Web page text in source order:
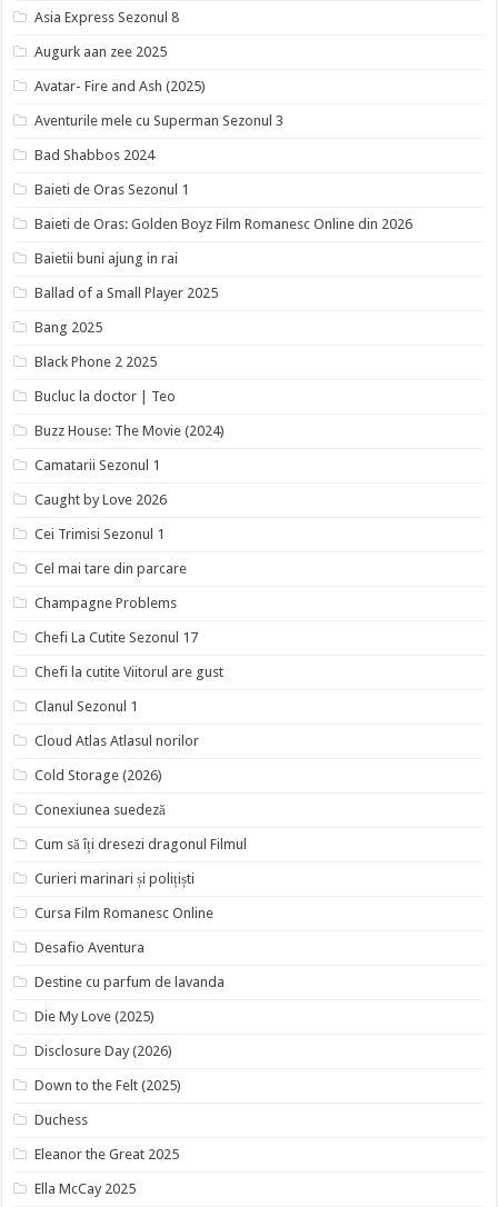
Asia Express Sezonul 8
Augurk aan zee 2025
Avatar- Fire and Ash (2025)
Aventurile mele cu Superman Sezonul 3
Bad Shabbos 2024
Baieti de Oras Sezonul 1
Baieti de Oras: Golden Boyz Film Romanesc Online din 2026
Baietii buni ajung in rai
Ballad of a Small Player 2025
Bang 2025
Black Phone 2 2025
Bucluc la doctor | Teo
Buzz House: The Movie (2024)
Camatarii Sezonul 1
Caught by Love 2026
Cei Trimisi Sezonul 1
Cel mai tare din parcare
Champagne Problems
Chefi La Cutite Sezonul 17
Chefi la cutite Viitorul are gust
Clanul Sezonul 1
Cloud Atlas Atlasul norilor
Cold Storage (2026)
Conexiunea suedeză
Cum să îți dresezi dragonul Filmul
Curieri marinari și polițiști
Cursa Film Romanesc Online
Desafio Aventura
Destine cu parfum de lavanda
Die My Love (2025)
Disclosure Day (2026)
Down to the Felt (2025)
Duchess
Eleanor the Great 2025
Ella McCay 2025